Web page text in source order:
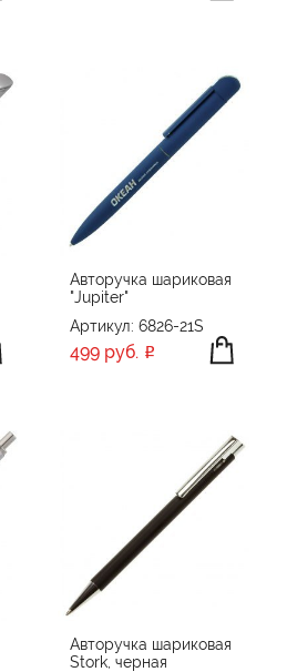
Авторучка шариковая
"Jupiter"
Артикул: 6826-21S
499 руб.
Авторучка шариковая
Stork, черная